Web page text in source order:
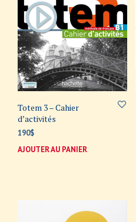
Totem 3 – Cahier
d’activités
190$
AJOUTER AU PANIER